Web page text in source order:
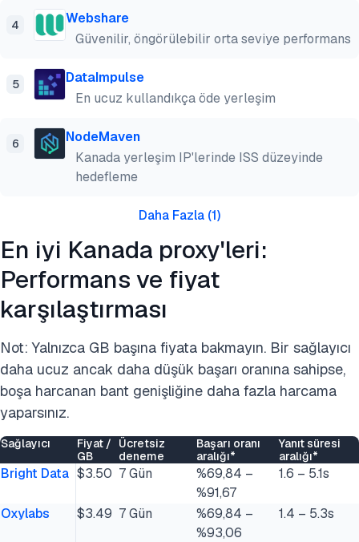
4
Webshare
Güvenilir, öngörülebilir orta seviye performans
5
DataImpulse
En ucuz kullandıkça öde yerleşim
6
NodeMaven
Kanada yerleşim IP'lerinde ISS düzeyinde
hedefleme
Daha Fazla (1)
En iyi Kanada proxy'leri:
Performans ve fiyat
karşılaştırması
Not: Yalnızca GB başına fiyata bakmayın. Bir sağlayıcı
daha ucuz ancak daha düşük başarı oranına sahipse,
boşa harcanan bant genişliğine daha fazla harcama
yaparsınız.
Sağlayıcı
Fiyat /
GB
Ücretsiz
deneme
Başarı oranı
aralığı*
Yanıt süresi
aralığı*
Bright Data $3.50 7 Gün
%69,84 –
%91,67
1.6 – 5.1s
Oxylabs $3.49 7 Gün
%69,84 –
%93,06
1.4 – 5.3s